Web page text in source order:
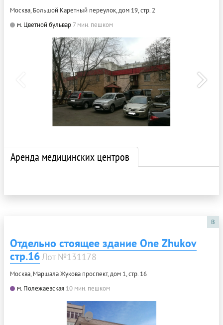
Москва, Большой Каретный переулок, дом 19, стр. 2
м. Цветной бульвар 7 мин. пешком
Аренда медицинских центров
B
Отдельно стоящее здание One Zhukov
стр.16Лот №131178
Москва, Маршала Жукова проспект, дом 1, стр. 16
м. Полежаевская 10 мин. пешком